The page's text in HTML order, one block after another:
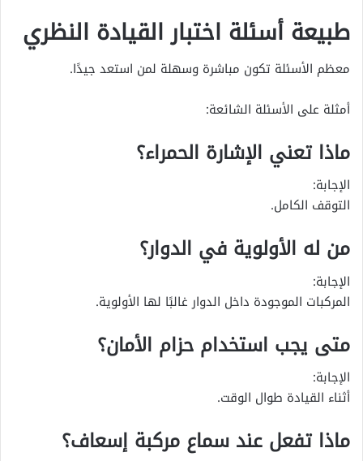
طبيعة أسئلة اختبار القيادة النظري
معظم الأسئلة تكون مباشرة وسهلة لمن استعد جيدًا.
أمثلة على الأسئلة الشائعة:
ماذا تعني الإشارة الحمراء؟
الإجابة:
التوقف الكامل.
من له الأولوية في الدوار؟
الإجابة:
المركبات الموجودة داخل الدوار غالبًا لها الأولوية.
متى يجب استخدام حزام الأمان؟
الإجابة:
أثناء القيادة طوال الوقت.
ماذا تفعل عند سماع مركبة إسعاف؟